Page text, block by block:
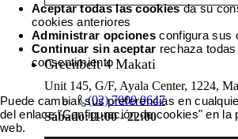
Greenbelt 4 Makati
Unit 145, G/F, Ayala Center, 1224,
(02) 7000 0647
Sábado:11:00 - 22:00
Aceptar todas las cookiesda su
cookies anteriores
Administrar opciones configura sus
Continuar sin aceptar rechaza
consentimiento
Puede cambiar sus preferencias en
del enlace "Configuración de cookies" en la
web.